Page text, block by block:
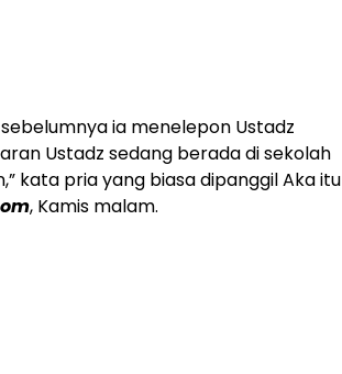
ia menelepon Ustadz
Ustadz sedang berada di sekolah
kata pria yang biasa dipanggil Aka itu
, Kamis malam.